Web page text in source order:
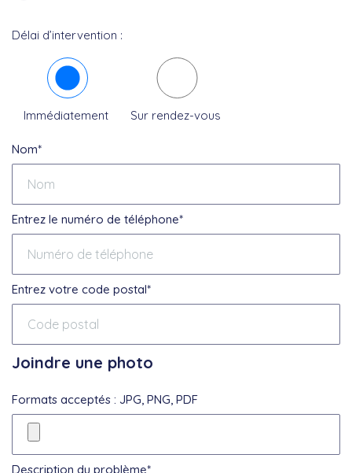
Délai d’intervention :
Immédiatement Sur rendez-vous
Nom*
Entrez le numéro de téléphone*
Entrez votre code postal*
Joindre une photo
Formats acceptés : JPG, PNG, PDF
Description du problème*